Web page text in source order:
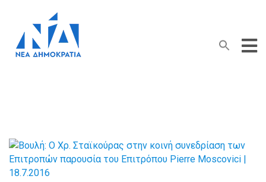
Search
for:
Search Button